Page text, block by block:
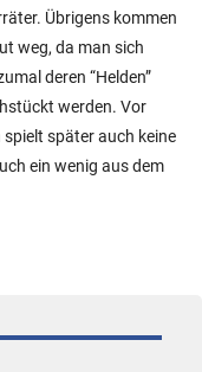
Übrigens kommen
weg, da man sich
deren “Helden”
werden. Vor
später auch keine
ein wenig aus dem